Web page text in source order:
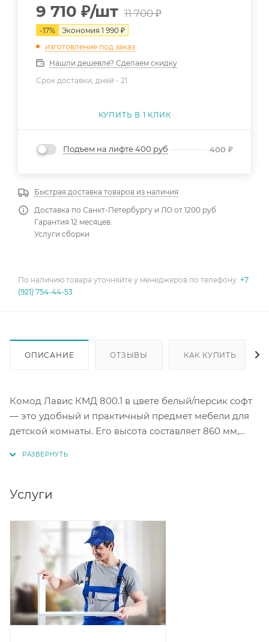
9 710 ₽/шт 11 700₽
-17% Экономия 1 990 ₽
изготовление под заказ
Нашли дешевле? Сделаем скидку
Срок доставки, дней - 21
КУПИТЬ В 1 КЛИК
Подъем на лифте 400 руб 400 ₽
Быстрая доставка товаров из наличия
Доставка по Санкт-Петербургу и ЛО от 1200 руб
Гарантия 12 месяцев.
Услуги сборки
По наличию товара уточняйте у менеджеров по телефону: +7
(921) 754-44-53
ОПИСАНИЕ ОТЗЫВЫ КАК КУПИТЬ
Комод Лавис КМД 800.1 в цвете белый/персик софт
— это удобный и практичный предмет мебели для
детской комнаты. Его высота составляет 860 мм,
шариковыми направляющими в ящиках, что
Комод имеет четыре ящика, что позволяет удобно
разместить вещи. Корпус ЛДСП белый. Фасад МДФ
персик софт.
Дополнительная информация: ручки для коллекции
не входят в комплекты с фасадами и приобретаются
отдельно.
Услуги